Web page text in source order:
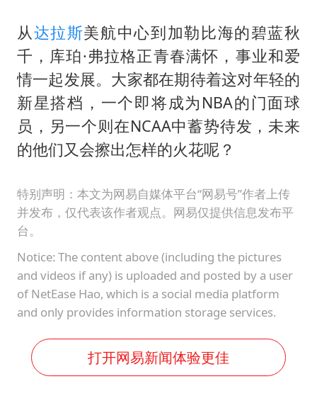
从达拉斯美航中心到加勒比海的碧蓝秋
千，库珀·弗拉格正青春满怀，事业和爱
情一起发展。大家都在期待着这对年轻的
新星搭档，一个即将成为NBA的门面球
员，另一个则在NCAA中蓄势待发，未来
的他们又会擦出怎样的火花呢？
特别声明：本文为网易自媒体平台“网易号”作者上传
并发布，仅代表该作者观点。网易仅提供信息发布平
台。
Notice: The content above (including the pictures
and videos if any) is uploaded and posted by a user
of NetEase Hao, which is a social media platform
and only provides information storage services.
打开网易新闻体验更佳